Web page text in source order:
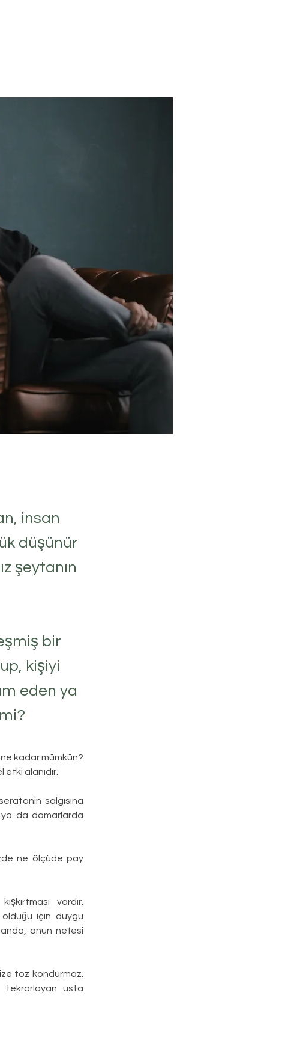
insan
düşünür
şeytanın
bir
kişiyi
eden ya
kadar mümkün?
alanıdır.'
salgısına
ya da damarlarda
ne ölçüde pay
vardır.
için duygu
anda, onun nefesi
toz kondurmaz.
tekrarlayan usta